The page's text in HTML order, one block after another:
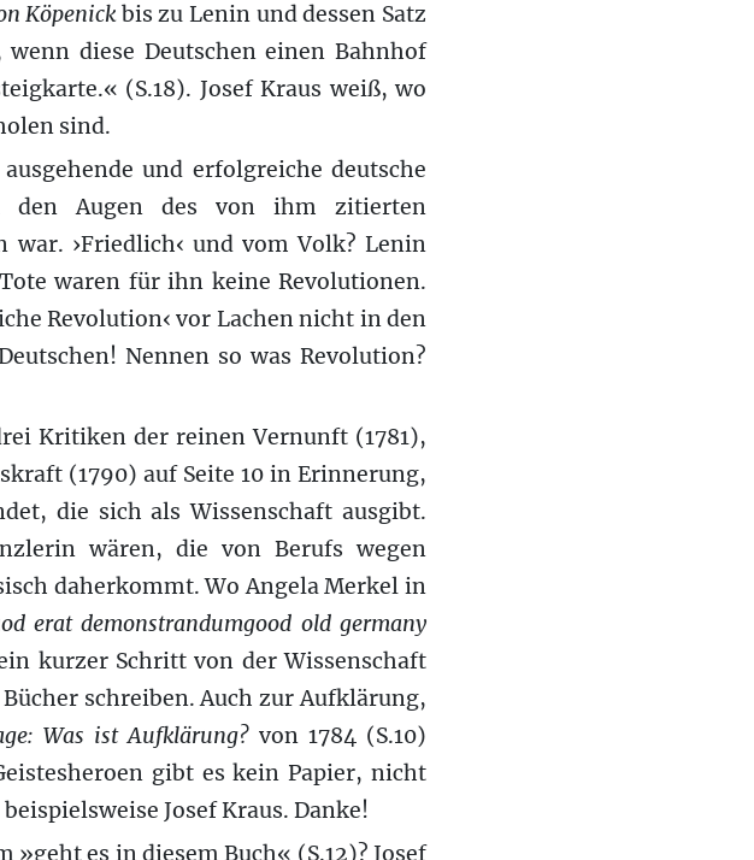
Köpenickbis zu Lenin und dessen Satz
diese Deutschen einen Bahnhof
(S.18). Josef Kraus weiß, wo
sind.
und erfolgreiche deutsche
den Augen des von ihm zitierten
›Friedlich‹ und vom Volk? Lenin
waren für ihn keine Revolutionen.
Revolution‹ vor Lachen nicht in den
Nennen so was Revolution?
Kritiken der reinen Vernunft (1781),
(1790) auf Seite 10 in Erinnerung,
die sich als Wissenschaft ausgibt.
wären, die von Berufs wegen
daherkommt. Wo Angela Merkel in
erat demonstrandumgood old germany
kurzer Schritt von der Wissenschaft
schreiben. Auch zur Aufklärung,
Was ist Aufklärung?von 1784 (S.10)
gibt es kein Papier, nicht
Josef Kraus. Danke!
es in diesem Buch« (S.12)? Josef